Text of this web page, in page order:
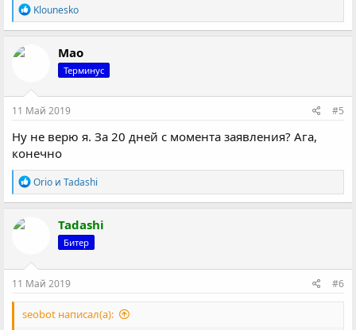
Р
е
а
:
Klounesko
Мао
Терминус
11 Май 2019 #5
Ну не верю я. За 20 дней с момента заявления? Ага,
конечно
Р
е
а
:
Orio и Tadashi
Tadashi
Битер
11 Май 2019 #6
seobot написал(а):